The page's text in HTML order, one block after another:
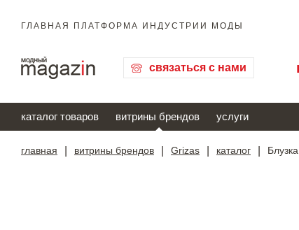
ГЛАВНАЯ ПЛАТФОРМА ИНДУСТРИИ МОДЫ
связаться с нами
каталог товаров витрины брендов услуги
главная витрины брендов Grizas каталог